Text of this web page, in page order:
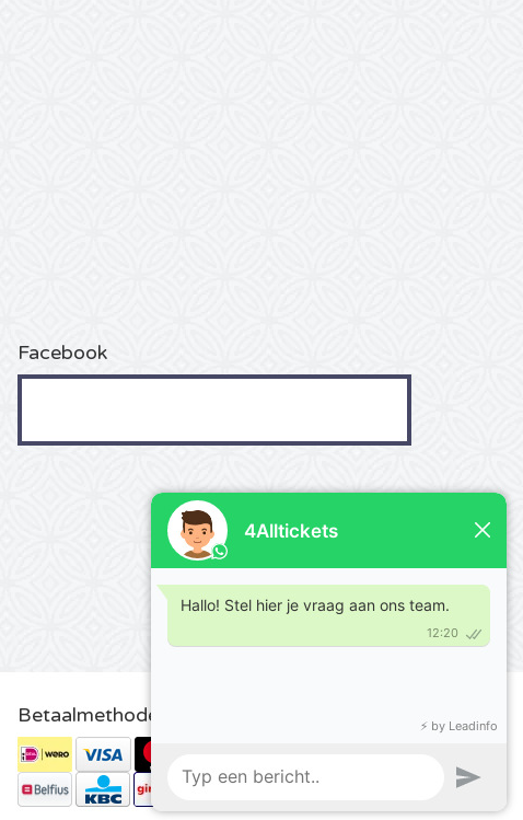
Facebook
Betaalmethoden